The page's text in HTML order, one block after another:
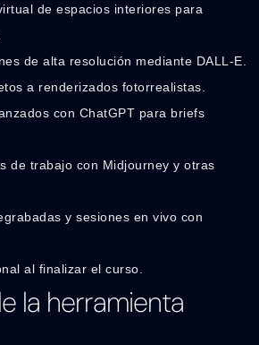
de espacios interiores para
de alta resolución mediante DALL-E.
a renderizados fotorrealistas.
con ChatGPT para briefs
de trabajo con Midjourney y otras
y sesiones en vivo con
al finalizar el curso.
la herramienta